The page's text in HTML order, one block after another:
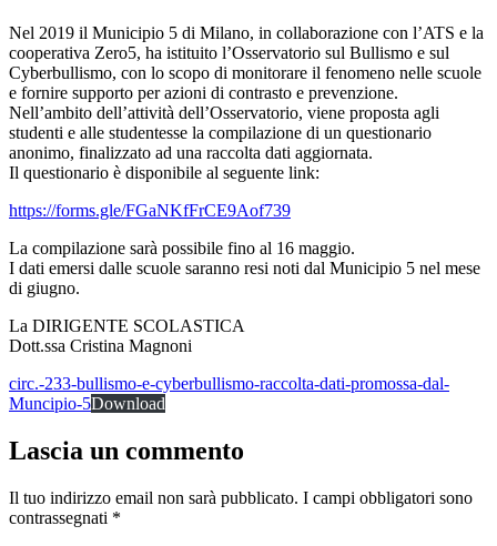
Nel 2019 il Municipio 5 di Milano, in collaborazione con l’ATS e la
cooperativa Zero5, ha istituito l’Osservatorio sul Bullismo e sul
Cyberbullismo, con lo scopo di monitorare il fenomeno nelle scuole
e fornire supporto per azioni di contrasto e prevenzione.
Nell’ambito dell’attività dell’Osservatorio, viene proposta agli
studenti e alle studentesse la compilazione di un questionario
anonimo, finalizzato ad una raccolta dati aggiornata.
Il questionario è disponibile al seguente link:
https://forms.gle/FGaNKfFrCE9Aof739
La compilazione sarà possibile fino al 16 maggio.
I dati emersi dalle scuole saranno resi noti dal Municipio 5 nel mese
di giugno.
La DIRIGENTE SCOLASTICA
Dott.ssa Cristina Magnoni
circ.-233-bullismo-e-cyberbullismo-raccolta-dati-promossa-dal-
Muncipio-5Download
Lascia un commento
Il tuo indirizzo email non sarà pubblicato. I campi obbligatori sono
contrassegnati *